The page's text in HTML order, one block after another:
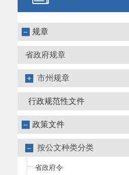
规章
省政府规章
市州规章
行政规范性文件
政策文件
按公文种类分类
省政府令